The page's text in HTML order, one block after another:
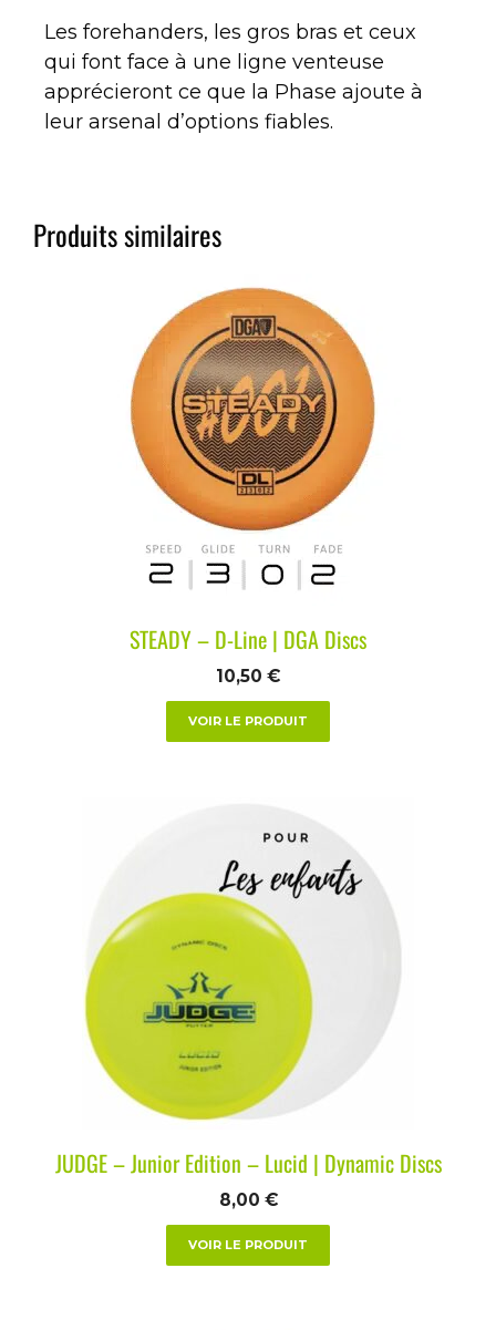
Les forehanders, les gros bras et ceux
qui font face à une ligne venteuse
apprécieront ce que la Phase ajoute à
leur arsenal d’options fiables.
Produits similaires
STEADY – D-Line | DGA Discs
10,50 €
VOIR LE PRODUIT
JUDGE – Junior Edition – Lucid | Dynamic Discs
8,00 €
VOIR LE PRODUIT